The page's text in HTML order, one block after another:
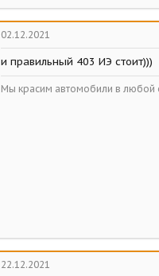
а
к
ц
и
и
02.12.2021
и правильный 403 ИЭ стоит)))
Мы красим автомобили в любой
22.12.2021